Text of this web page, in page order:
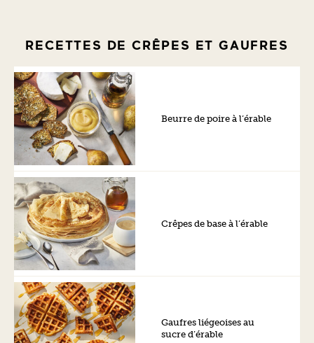
RECETTES DE CRÊPES ET GAUFRES
Beurre de poire à l’érable
Crêpes de base à l’érable
Gaufres liégeoises au
sucre d’érable